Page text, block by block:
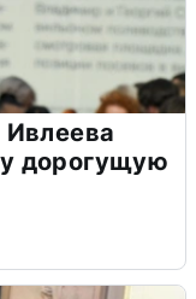
дорогущую